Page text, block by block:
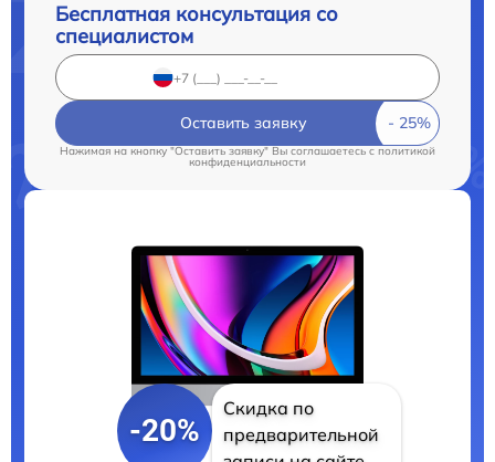
Бесплатная консультация со
специалистом
Оставить заявку
Нажимая на кнопку "Оставить заявку" Вы соглашаетесь cполитикой
конфиденциальности
-20%
Скидка по
предварительной